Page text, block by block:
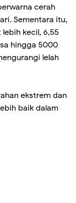
cerah
Sementara itu,
kecil, 6,55
hingga 5000
lelah
ekstrem dan
baik dalam